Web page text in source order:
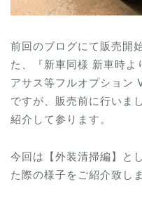
前回のブログにて販売開
た、『新車同様 新車時
アサス等フルオプション
ですが、販売前に行いま
紹介して参ります。
今回は【外装清掃編】と
た際の様子をご紹介致しま